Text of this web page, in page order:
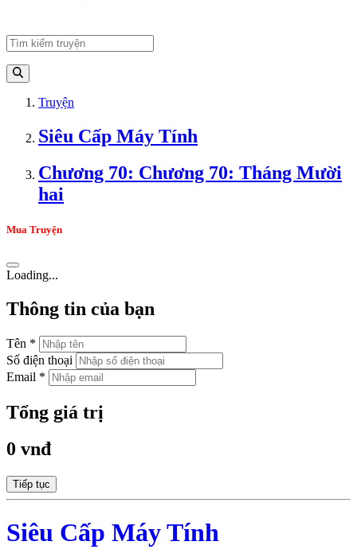
Truyện
Siêu Cấp Máy Tính
Chương 70: Chương 70: Tháng Mười
hai
Mua Truyện
Loading...
Thông tin của bạn
Tên *
Số điện thoại
Email *
Tổng giá trị
0 vnđ
Tiếp tục
Siêu Cấp Máy Tính